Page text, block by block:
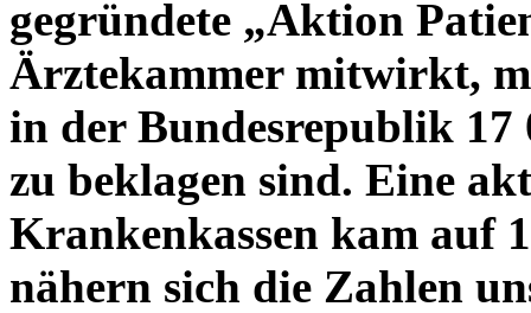
gegründete „Aktion
Ärztekammer mitwirkt,
in der Bundesrepublik
zu beklagen sind. Eine
Krankenkassen kam auf
nähern sich die Zahlen